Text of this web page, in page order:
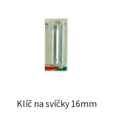
Klíč na svíčky 16mm